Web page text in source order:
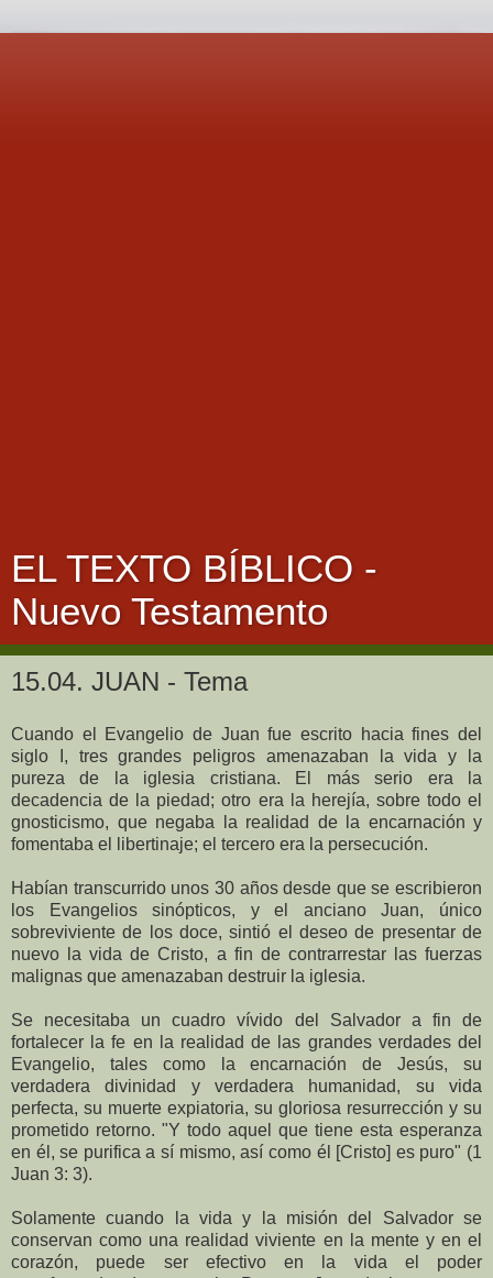
EL TEXTO BÍBLICO -
Nuevo Testamento
15.04. JUAN - Tema
Cuando el Evangelio de Juan fue escrito hacia fines del
siglo I, tres grandes peligros amenazaban la vida y la
pureza de la iglesia cristiana. El más serio era la
decadencia de la piedad; otro era la herejía, sobre todo el
gnosticismo, que negaba la realidad de la encarnación y
fomentaba el libertinaje; el tercero era la persecución.
Habían transcurrido unos 30 años desde que se escribieron
los Evangelios sinópticos, y el anciano Juan, único
sobreviviente de los doce, sintió el deseo de presentar de
nuevo la vida de Cristo, a fin de contrarrestar las fuerzas
malignas que amenazaban destruir la iglesia.
Se necesitaba un cuadro vívido del Salvador a fin de
fortalecer la fe en la realidad de las grandes verdades del
Evangelio, tales como la encarnación de Jesús, su
verdadera divinidad y verdadera humanidad, su vida
perfecta, su muerte expiatoria, su gloriosa resurrección y su
prometido retorno. "Y todo aquel que tiene esta esperanza
en él, se purifica a sí mismo, así como él [Cristo] es puro" (1
Juan 3: 3).
Solamente cuando la vida y la misión del Salvador se
conservan como una realidad viviente en la mente y en el
corazón, puede ser efectivo en la vida el poder